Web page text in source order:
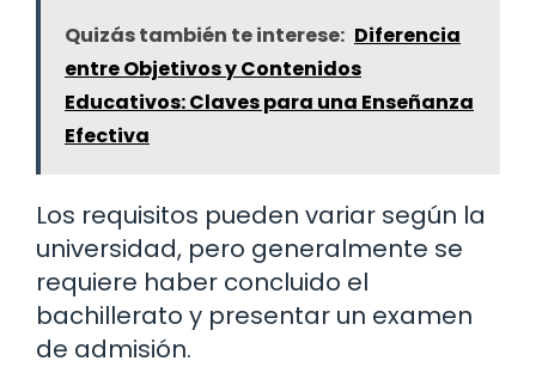
Quizás también te interese: Diferencia
entre Objetivos y Contenidos
Educativos: Claves para una Enseñanza
Efectiva
Los requisitos pueden variar según la
universidad, pero generalmente se
requiere haber concluido el
bachillerato y presentar un examen
de admisión.